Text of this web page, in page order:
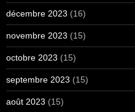
décembre 2023 (16)
novembre 2023 (15)
octobre 2023 (15)
septembre 2023 (15)
août 2023 (15)